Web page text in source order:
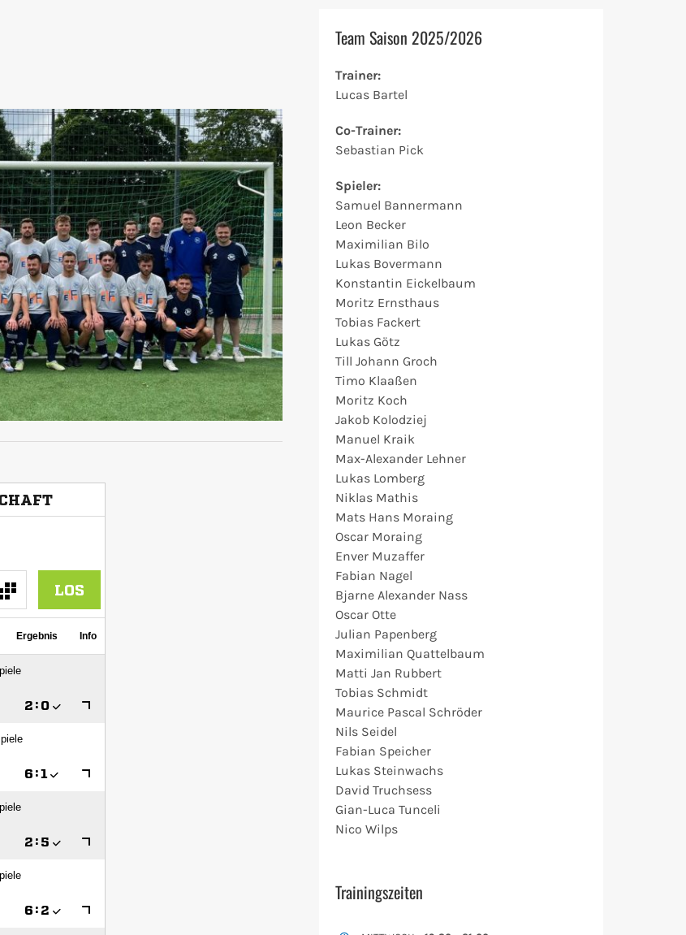
Team Saison 2025/2026
Trainer:
Lucas Bartel
Co-Trainer:
Sebastian Pick
Spieler:
Samuel Bannermann
Leon Becker
Maximilian Bilo
Lukas Bovermann
Konstantin Eickelbaum
Moritz Ernsthaus
Tobias Fackert
Lukas Götz
Till JohannGroch
Timo Klaaßen
Moritz Koch
Jakob Kolodziej
Manuel Kraik
Max-Alexander Lehner
Lukas Lomberg
Niklas Mathis
Mats Hans Moraing
Oscar Moraing
Enver Muzaffer
Fabian Nagel
Bjarne Alexander Nass
Oscar Otte
Julian Papenberg
MaximilianQuattelbaum
Matti Jan Rubbert
Tobias Schmidt
Maurice Pascal Schröder
Nils Seidel
Fabian Speicher
Lukas Steinwachs
David Truchsess
Gian-Luca Tunceli
NicoWilps
Trainingszeiten